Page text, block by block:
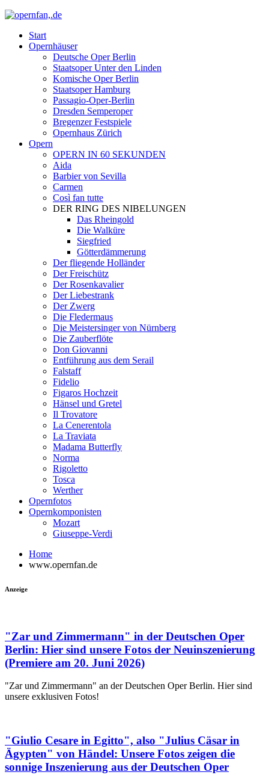
Start
Opernhäuser
Deutsche Oper Berlin
Staatsoper Unter den Linden
Komische Oper Berlin
Staatsoper Hamburg
Passagio-Oper-Berlin
Dresden Semperoper
Bregenzer Festspiele
Opernhaus Zürich
Opern
OPERN IN 60 SEKUNDEN
Aida
Barbier von Sevilla
Carmen
Così fan tutte
DER RING DES NIBELUNGEN
Das Rheingold
Die Walküre
Siegfried
Götterdämmerung
Der fliegende Holländer
Der Freischütz
Der Rosenkavalier
Der Liebestrank
Der Zwerg
Die Fledermaus
Die Meistersinger von Nürnberg
Die Zauberflöte
Don Giovanni
Entführung aus dem Serail
Falstaff
Fidelio
Figaros Hochzeit
Hänsel und Gretel
Il Trovatore
La Cenerentola
La Traviata
Madama Butterfly
Norma
Rigoletto
Tosca
Werther
Opernfotos
Opernkomponisten
Mozart
Giuseppe-Verdi
Home
www.opernfan.de
Anzeige
"Zar und Zimmermann" in der Deutschen Oper
Berlin: Hier sind unsere Fotos der Neuinszenierung
(Premiere am 20. Juni 2026)
"Zar und Zimmermann" an der Deutschen Oper Berlin. Hier sind
unsere exklusiven Fotos!
"Giulio Cesare in Egitto", also "Julius Cäsar in
Ägypten" von Händel: Unsere Fotos zeigen die
sonnige Inszenierung aus der Deutschen Oper